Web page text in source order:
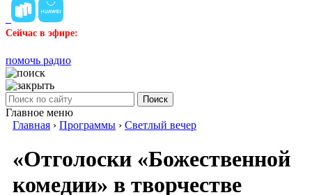
Сейчас в эфире:
помочь радио
Поиск
Главное меню
Главная › Программы › Светлый вечер
«Отголоски «Божественной
комедии» в творчестве